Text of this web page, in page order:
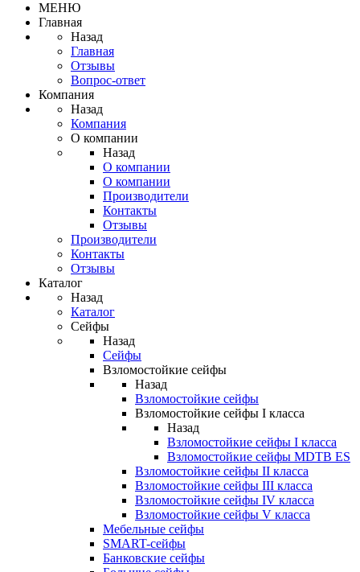
МЕНЮ
Главная
Назад
Главная
Отзывы
Вопрос-ответ
Компания
Назад
Компания
О компании
Назад
О компании
О компании
Производители
Контакты
Отзывы
Производители
Контакты
Отзывы
Каталог
Назад
Каталог
Сейфы
Назад
Сейфы
Взломостойкие сейфы
Назад
Взломостойкие сейфы
Взломостойкие сейфы I класса
Назад
Взломостойкие сейфы I класса
Взломостойкие сейфы MDTB ES
Взломостойкие сейфы II класса
Взломостойкие сейфы III класса
Взломостойкие сейфы IV класса
Взломостойкие сейфы V класса
Мебельные сейфы
SMART-сейфы
Банковские сейфы